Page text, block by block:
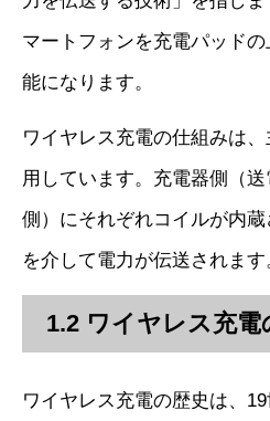
マートフォンを充電パッド
能になります。
ワイヤレス充電の仕組みは
用しています。充電器側（
側）にそれぞれコイルが内
を介して電力が伝送されます
1.2 ワイヤレス充電
ワイヤレス充電の歴史は、